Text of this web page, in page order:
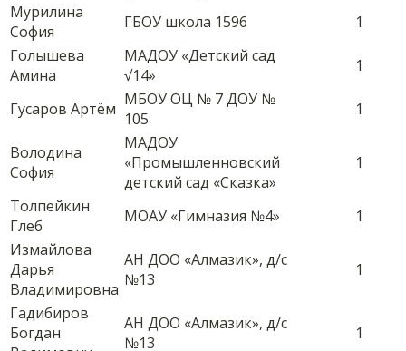
Мурилина
София
ГБОУ школа 1596
1
Голышева
Амина
МАДОУ «Детский сад
√14»
1
Гусаров Артём МБОУ ОЦ № 7 ДОУ №
105
1
Володина
София
МАДОУ
«Промышленновский
детский сад «Сказка»
1
Толпейкин
Глеб
МОАУ «Гимназия №4»
1
Измайлова
Дарья
Владимировна
АН ДОО «Алмазик», д/с
№13
1
Гадибиров
Богдан
АН ДОО «Алмазик», д/с
№13
1